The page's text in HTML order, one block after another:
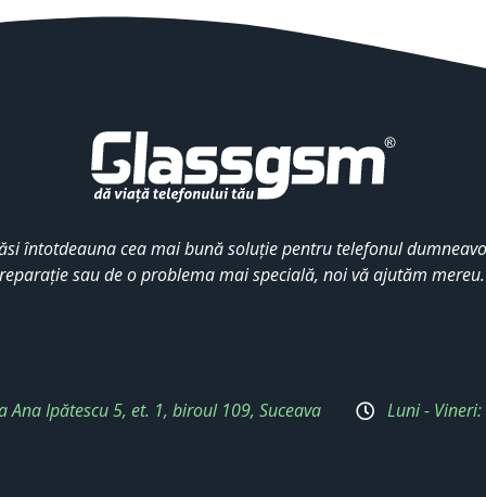
întotdeauna cea mai bună soluție pentru telefonul
sau de o problema mai specială, noi vă ajutăm
Ana Ipătescu 5, et. 1, biroul 109, Suceava Luni -